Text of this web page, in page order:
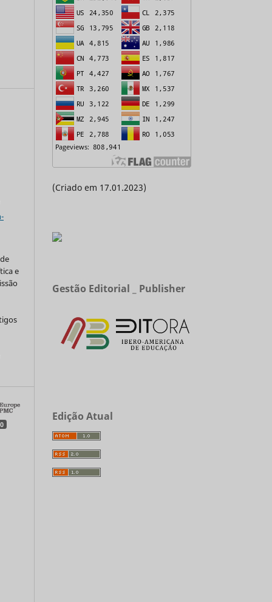
e
0
(Criado em 17.01.2023)
Gestão Editorial _ Publisher
Edição Atual